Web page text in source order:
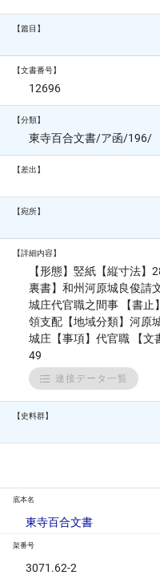
【篇目】
【文書番号】
12696
【分類】
東寺百合文書/ア函/196/
【差出】
【宛所】
【詳細内容】
【形態】竪紙【縦寸法
裏書】和州河原城良俊請
城庄代官職之間事 【書止
領支配【地域分類】河原
城庄【事項】代官職 【文
49
連接データ一覧
【史料群】
底本名
東寺百合文書
架番号
3071.62-2